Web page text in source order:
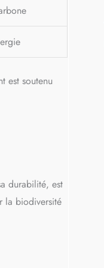
est soutenu
durabilité, est
la biodiversité